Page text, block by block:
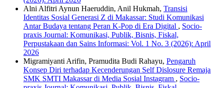
Alni Alfitri Aynun Haeruddin, Anil Hukmah, Transisi
Identitas Sosial Generasi Z di Makassar: Studi Komunikasi
Antar Budaya tentang Peran K-Pop di Era Digital , Socio-
praxis Journal: Komunikasi, Publik, Bisnis, Fiskal,
Perpustakaan dan Sains Informasi: Vol. 1 No. 3 (2026): April
2026
Migramiyanti Arifin, Pramudita Budi Rahayu, Pengaruh
Konsep Diri terhadap Kecenderungan Self Dislosure Remaja
SMK SMTI Makassar di Media Sosial Instagram , Socio-